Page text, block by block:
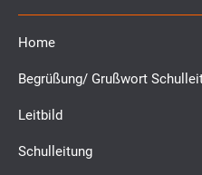
Home
Begrüßung/ Grußwort
Leitbild
Schulleitung